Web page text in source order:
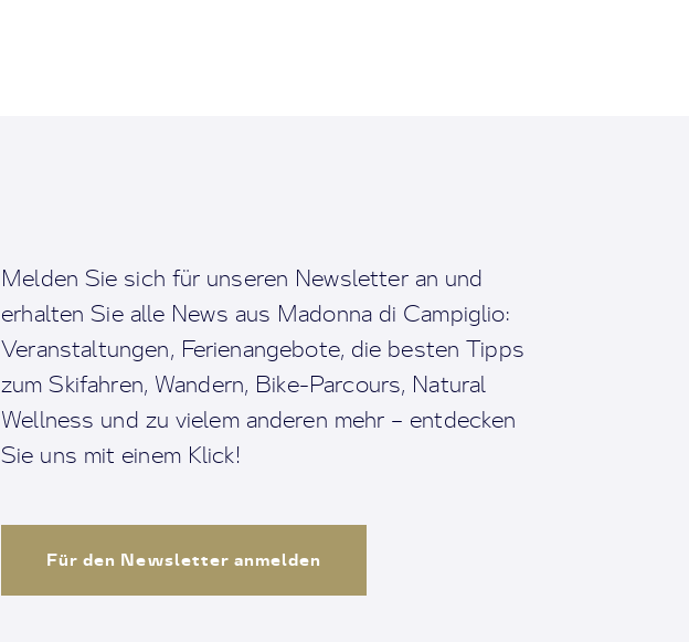
Melden Sie sich für unseren Newsletter an und
erhalten Sie alle News aus Madonna di Campiglio:
Veranstaltungen, Ferienangebote, die besten Tipps
zum Skifahren, Wandern, Bike-Parcours, Natural
Wellness und zu vielem anderen mehr – entdecken
Sie uns mit einem Klick!
Für den Newsletter anmelden